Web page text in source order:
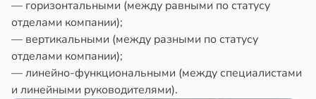
— горизонтальными (между равными по статусу
отделами компании);
— вертикальными (между разными по статусу
отделами компании);
— линейно-функциональными (между специалистами
и линейными руководителями).